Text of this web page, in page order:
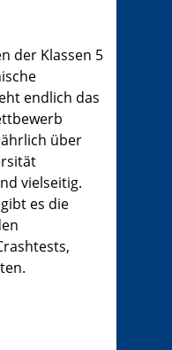
der Klassen 5
endlich das
über
vielseitig.
es die